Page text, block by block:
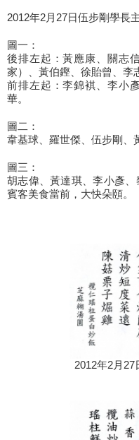
2012年2月27日伍步剛學長
圖一：
後排左起：黃應康、關志
家）、黃伯鏗、徐貽曾、李
前排左起：李錦褀、李小
華。
圖二：
韋基球、羅世傑、伍步剛、
圖三：
胡志偉、黃達琪、李小彥
賓客美食當前，大快朵頤。
2012年2月